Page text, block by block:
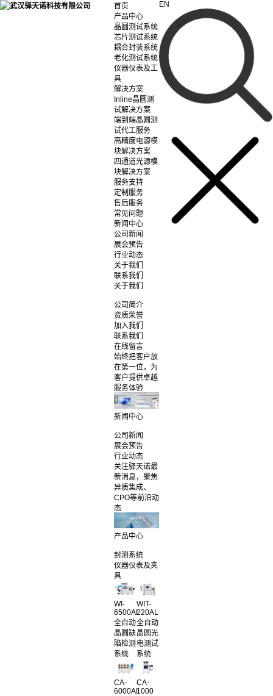
首页
产品中心
晶圆测试系统
芯片测试系统
耦合封装系统
老化测试系统
仪器仪表及工
具
解决方案
Inline晶圆测
试解决方案
端到端晶圆测
试代工服务
高精度电源模
块解决方案
四通道光源模
块解决方案
服务支持
定制服务
售后服务
常见问题
新闻中心
公司新闻
展会预告
行业动态
关于我们
联系我们
关于我们
公司简介
资质荣誉
加入我们
联系我们
在线留言
始终把客户放
在第一位，为
客户提供卓越
服务体验
新闻中心
公司新闻
展会预告
行业动态
关注驿天诺最
新消息，聚焦
异质集成、
CPO等前沿动
态
产品中心
封测系统
仪器仪表及夹
具
WI-
6500AL
全自动
晶圆缺
陷检测
系统
WIT-
220AL
全自动
晶圆光
电测试
系统
CA-
6000AL
CA-
1000
EN